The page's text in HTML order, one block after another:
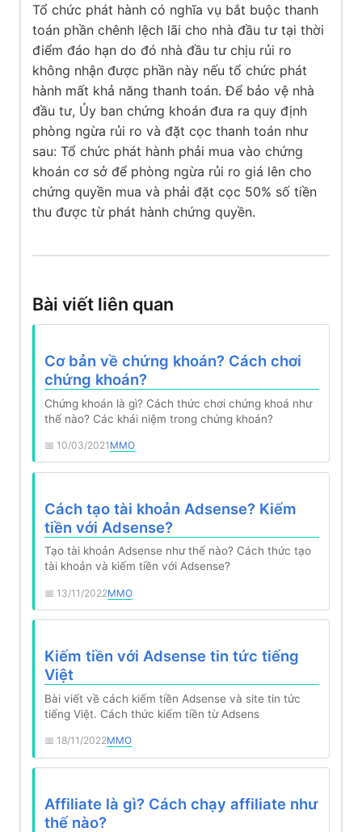
Tổ chức phát hành có nghĩa vụ bắt buộc thanh
toán phần chênh lệch lãi cho nhà đầu tư tại thời
điểm đáo hạn do đó nhà đầu tư chịu rủi ro
không nhận được phần này nếu tổ chức phát
hành mất khả năng thanh toán. Để bảo vệ nhà
đầu tư, Ủy ban chứng khoán đưa ra quy định
phòng ngừa rủi ro và đặt cọc thanh toán như
sau: Tổ chức phát hành phải mua vào chứng
khoán cơ sở để phòng ngừa rủi ro giá lên cho
chứng quyền mua và phải đặt cọc 50% số tiền
thu được từ phát hành chứng quyền.
Bài viết liên quan
Cơ bản về chứng khoán? Cách chơi
chứng khoán?
Chứng khoán là gì? Cách thức chơi chứng khoá như
thế nào? Các khái niệm trong chứng khoán?
10/03/2021 MMO
Cách tạo tài khoản Adsense? Kiếm
tiền với Adsense?
Tạo tài khoản Adsense như thế nào? Cách thức tạo
tài khoản và kiếm tiền với Adsense?
13/11/2022MMO
Kiếm tiền với Adsense tin tức tiếng
Việt
Bài viết về cách kiếm tiền Adsense và site tin tức
tiếng Việt. Cách thức kiếm tiền từ Adsens
18/11/2022MMO
Affiliate là gì? Cách chạy affiliate như
thế nào?